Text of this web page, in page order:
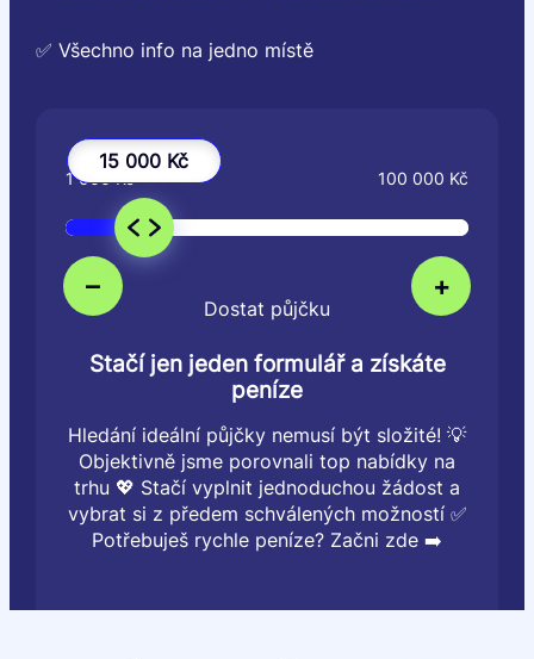
✅ Všechno info na jedno místě
15 000 Kč
– +
1 000 Kč 100 000 Kč
Dostat půjčku
Stačí jen jeden formulář a získáte
peníze
Hledání ideální půjčky nemusí být složité! 💡
Objektivně jsme porovnali top nabídky na
trhu 💖 Stačí vyplnit jednoduchou žádost a
vybrat si z předem schválených možností ✅
Potřebuješ rychle peníze? Začni zde ➡️